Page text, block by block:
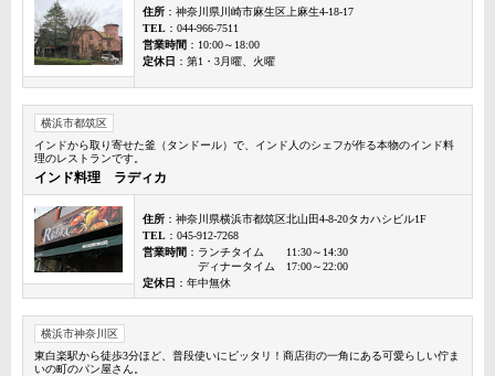
住所 ：神奈川県川崎市麻生区上麻生4-18-17
TEL ：044-966-7511
営業時間 ：10:00～18:00
定休日 ：第1・3月曜、火曜
横浜市都筑区
インドから取り寄せた釜（タンドール）で、インド人のシェフが作る本物のインド料
理のレストランです。
インド料理 ラディカ
住所 ：神奈川県横浜市都筑区北山田4-8-20タカハシビル1F
TEL ：045-912-7268
営業時間 ：ランチタイム 11:30～14:30
ディナータイム 17:00～22:00
定休日 ：年中無休
横浜市神奈川区
東白楽駅から徒歩3分ほど、普段使いにピッタリ！商店街の一角にある可愛らしい佇ま
いの町のパン屋さん。